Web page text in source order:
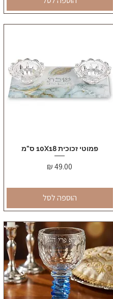
תצוגה מהירה
פמוטי זכוכית 10X18 ס"מ
מחיר
הוספה לסל